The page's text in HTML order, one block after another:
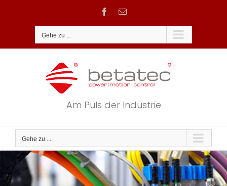
Facebook
E-
Gehe zu ...
Am Puls der Industrie
Gehe zu ...